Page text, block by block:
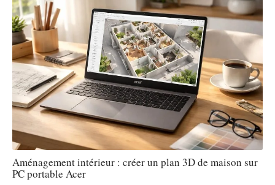
Aménagement intérieur : créer un plan 3D de maison sur
PC portable Acer